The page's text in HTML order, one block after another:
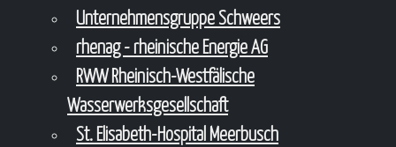
Unternehmensgruppe Schweers
rhenag - rheinische Energie AG
RWW Rheinisch-Westfälische
Wasserwerksgesellschaft
St. Elisabeth-Hospital Meerbusch